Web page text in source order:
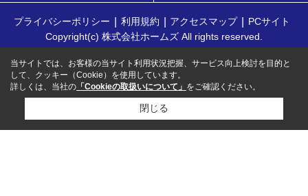
プライバシーポリシー 利用規約 アクセスマップ
PCサイト
Copyright(c) 株式会社ホームズ All rights reserved.
当サイトでは、お客様の当サイト利用状況把握、サービス向上検討を目的と
して、クッキー（Cookie）を使用しています。
詳しくは、当社の 「Cookieの取扱いについて」 をご確認ください。
閉じる